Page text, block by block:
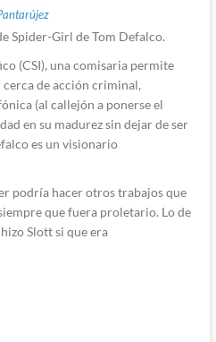
Spider-Girl de Tom Defalco.
(CSI), una comisaria permite
cerca de acción criminal,
(al callejón a ponerse el
en su madurez sin dejar de ser
es un visionario
podría hacer otros trabajos que
que fuera proletario. Lo de
Slott si que era